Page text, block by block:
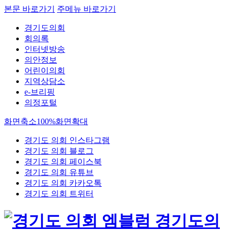
본문 바로가기 주메뉴 바로가기
경기도의회
회의록
인터넷방송
의안정보
어린이의회
지역상담소
e-브리핑
의정포털
화면축소100%화면확대
경기도 의회 인스타그램
경기도 의회 블로그
경기도 의회 페이스북
경기도 의회 유튜브
경기도 의회 카카오톡
경기도 의회 트위터
경기도의